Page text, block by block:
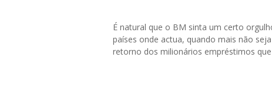
É natural que o BM sinta um certo
países onde actua, quando mais não
retorno dos milionários empréstimos